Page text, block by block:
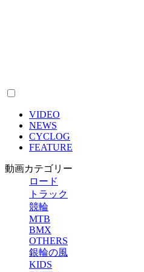
VIDEO
NEWS
CYCLOG
FEATURE
動画カテゴリー
ロード
トラック
競輪
MTB
BMX
OTHERS
銀輪の風
KIDS